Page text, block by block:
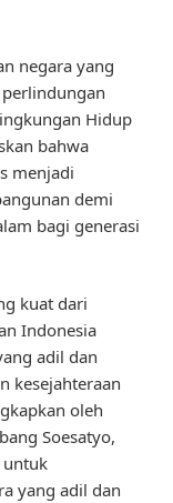
negara yang
Hidup
bahwa
menjadi
demi
bagi generasi
kuat dari
Indonesia
adil dan
kesejahteraan
oleh
Soesatyo,
untuk
yang adil dan